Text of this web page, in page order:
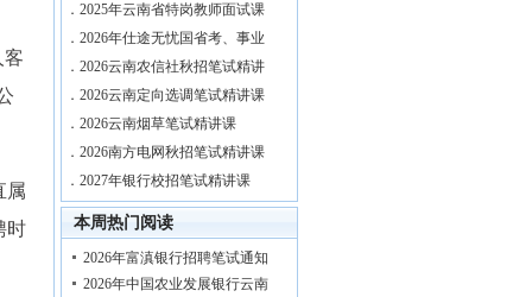
客
属
时
． 2025年云南省特岗教师面试课
． 2026年仕途无忧国省考、事业
． 2026云南农信社秋招笔试精讲
． 2026云南定向选调笔试精讲课
． 2026云南烟草笔试精讲课
． 2026南方电网秋招笔试精讲课
． 2027年银行校招笔试精讲课
本周热门阅读
2026年富滇银行招聘笔试通知
2026年中国农业发展银行云南